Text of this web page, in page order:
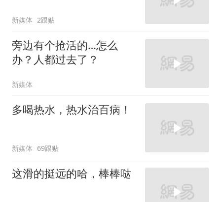
新媒体 2跟贴
旁边有个抢活的…怎么
办？人都过去了？
新媒体
多喝热水，热水治百病！
新媒体 69跟贴
这滑的挺远的哈，棒棒哒